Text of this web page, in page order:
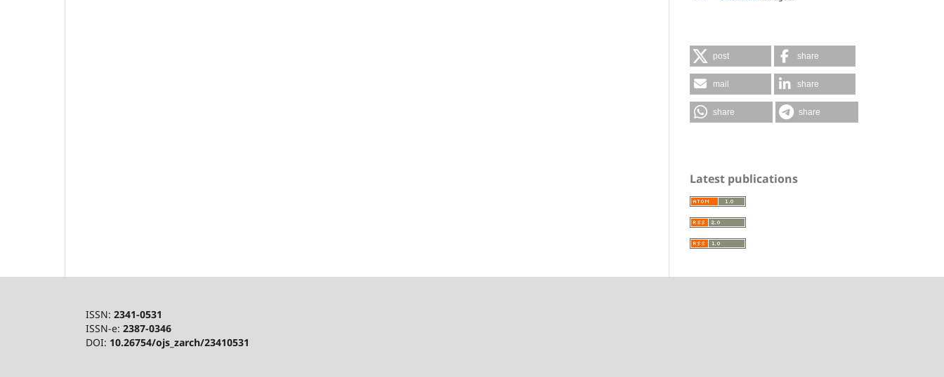
post share
mail share
share share
Latest publications
ISSN: 2341-0531
ISSN-e: 2387-0346
DOI: 10.26754/ojs_zarch/23410531